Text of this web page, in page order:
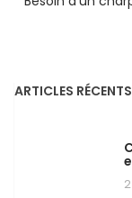
ARTICLES RÉCENTS